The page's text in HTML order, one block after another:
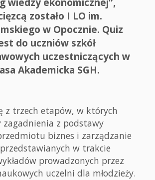
zostało I LO im.
w Opocznie. Quiz
do uczniów szkół
uczestniczących w
Akademicka SGH.
z trzech etapów, w których
zagadnienia z podstawy
biznes i zarządzanie
w trakcie
prowadzonych przez
uczelni dla młodzieży.